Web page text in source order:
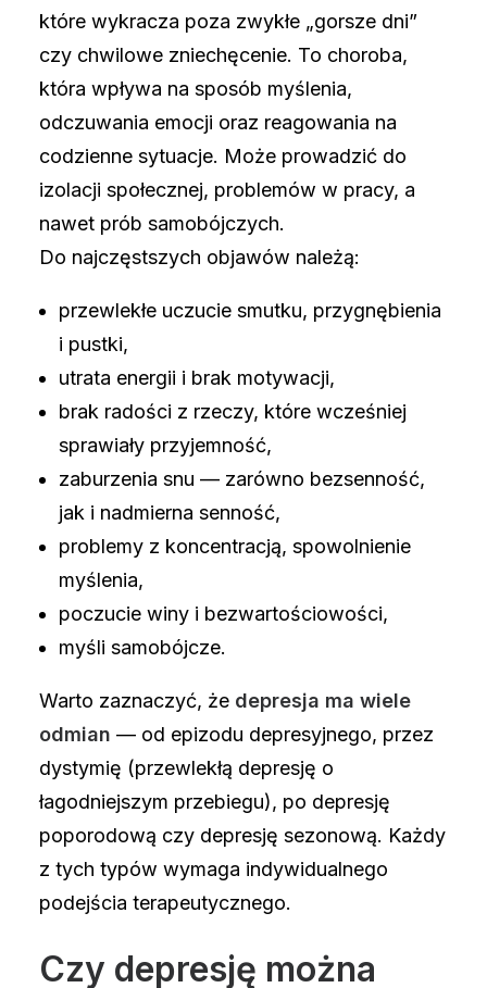
które wykracza poza zwykłe „gorsze dni”
czy chwilowe zniechęcenie. To choroba,
która wpływa na sposób myślenia,
odczuwania emocji oraz reagowania na
codzienne sytuacje. Może prowadzić do
izolacji społecznej, problemów w pracy, a
nawet prób samobójczych.
Do najczęstszych objawów należą:
przewlekłe uczucie smutku, przygnębienia
i pustki,
utrata energii i brak motywacji,
brak radości z rzeczy, które wcześniej
sprawiały przyjemność,
zaburzenia snu — zarówno bezsenność,
jak i nadmierna senność,
problemy z koncentracją, spowolnienie
myślenia,
poczucie winy i bezwartościowości,
myśli samobójcze.
Warto zaznaczyć, że depresja ma wiele
odmian — od epizodu depresyjnego, przez
dystymię (przewlekłą depresję o
łagodniejszym przebiegu), po depresję
poporodową czy depresję sezonową. Każdy
z tych typów wymaga indywidualnego
podejścia terapeutycznego.
Czy depresję można